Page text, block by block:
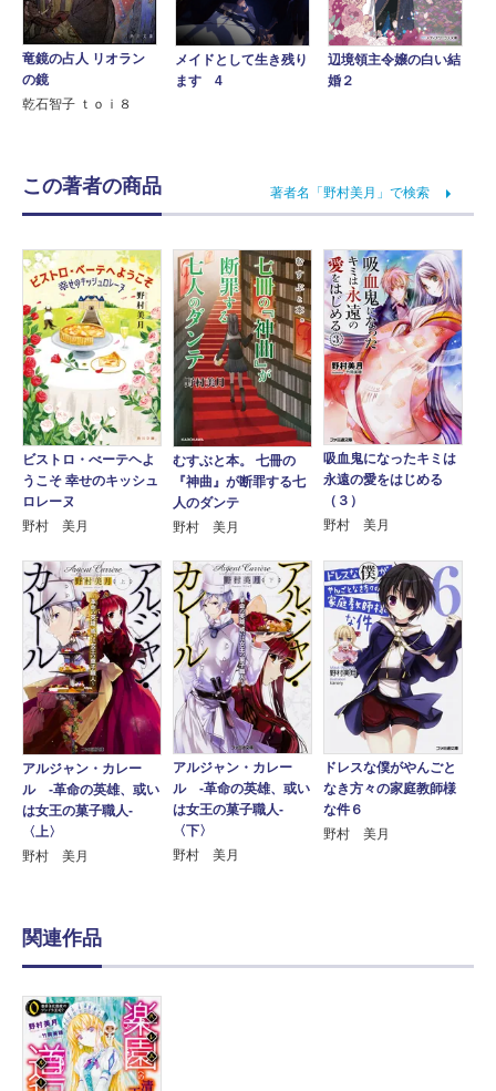
竜鏡の占人 リオラン
の鏡
乾石智子 ｔｏｉ８
メイドとして生き残り
ます 4
辺境領主令嬢の白い結
婚２
この著者の商品 著者名「野村美月」で検索
ビストロ・べーテヘよ
うこそ 幸せのキッシュ
ロレーヌ
野村 美月
むすぶと本。 七冊の
『神曲』が断罪する七
人のダンテ
野村 美月
吸血鬼になったキミは
永遠の愛をはじめる
（３）
野村 美月
アルジャン・カレー
ル ‐革命の英雄、或い
は女王の菓子職人‐
〈上〉
野村 美月
アルジャン・カレー
ル ‐革命の英雄、或い
は女王の菓子職人‐
〈下〉
野村 美月
ドレスな僕がやんごと
なき方々の家庭教師様
な件６
野村 美月
関連作品